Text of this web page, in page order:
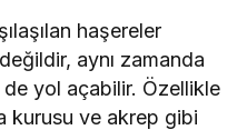
haşereler
aynı zamanda
yol açabilir. Özellikle
kurusu ve akrep gibi